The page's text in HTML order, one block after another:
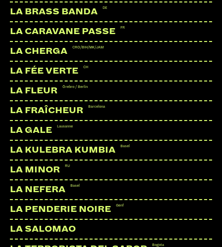
LINKS:
Instagram
Webseite
LA BRASS BANDA DE
LA CARAVANE PASSE FR
LA CHERGA CRO/BIH/MK/JAM
LA FÉE VERTE CH
LA FLEUR Örebro / Berlin
LA FRAÎCHEUR Barcelona
LA GALE Lausanne
LA KULEBRA KUMBIA Basel
LA MINOR RU
LA NEFERA Basel
LA PENDERIE NOIRE Genf
LA SALOMAO
Bogota